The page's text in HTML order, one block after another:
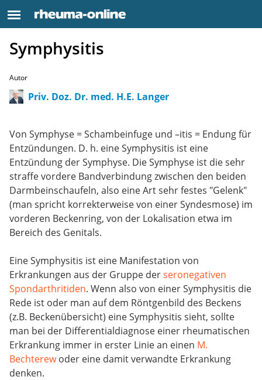
Symphysitis
Autor
Priv. Doz. Dr. med. H.E. Langer
Von Symphyse = Schambeinfuge und –itis = Endung für
Entzündungen. D. h. eine Symphysitis ist eine
Entzündung der Symphyse. Die Symphyse ist die sehr
straffe vordere Bandverbindung zwischen den beiden
Darmbeinschaufeln, also eine Art sehr festes "Gelenk"
(man spricht korrekterweise von einer Syndesmose) im
vorderen Beckenring, von der Lokalisation etwa im
Bereich des Genitals.
Eine Symphysitis ist eine Manifestation von
Erkrankungen aus der Gruppe derseronegativen
Spondarthritiden. Wenn also von einer Symphysitis die
Rede ist oder man auf dem Röntgenbild des Beckens
(z.B. Beckenübersicht) eine Symphysitis sieht, sollte
man bei der Differentialdiagnose einer rheumatischen
Erkrankung immer in erster Linie an einen M.
Bechterewoder eine damit verwandte Erkrankung
denken.